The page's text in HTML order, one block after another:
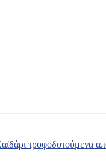
τροφοδοτούμενα